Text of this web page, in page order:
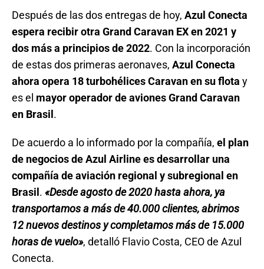
Después de las dos entregas de hoy, Azul Conecta
espera recibir otra Grand Caravan EX en 2021 y
dos más a principios de 2022. Con la incorporación
de estas dos primeras aeronaves, Azul Conecta
ahora opera 18 turbohélices Caravan en su flota y
es el mayor operador de aviones Grand Caravan
en Brasil.
De acuerdo a lo informado por la compañía, el plan
de negocios de Azul Airline es desarrollar una
compañía de aviación regional y subregional en
Brasil. «Desde agosto de 2020 hasta ahora, ya
transportamos a más de 40.000 clientes, abrimos
12 nuevos destinos y completamos más de 15.000
horas de vuelo», detalló Flavio Costa, CEO de Azul
Conecta.